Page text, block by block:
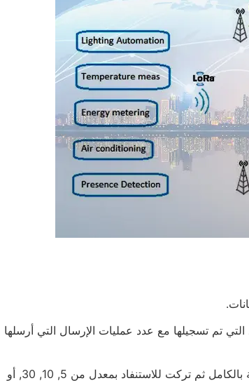
التي تم تسجيلها مع عدد عمليات الإرسال التي أرسلها
2. عمر البطارية- لاختبار عمر البطارية, تم شحن المستشعرات المستخدمة بالكامل ثم تركت للاستنفاد بمعدل من 5, 10, 30, أو